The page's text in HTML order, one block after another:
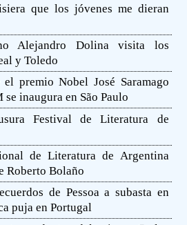
que los jóvenes me dieran
Alejandro Dolina visita los
y Toledo
premio Nobel José Saramago
inaugura en São Paulo
Festival de Literatura de
de Literatura de Argentina
Roberto Bolaño
de Pessoa a subasta en
puja en Portugal